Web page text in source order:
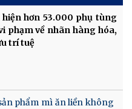
hiện hơn 53.000 phụ tùng
phạm về nhãn hàng hóa,
trí tuệ
phẩm mì ăn liền không